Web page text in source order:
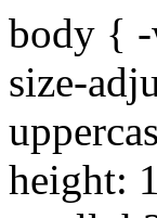
body { -
size-
height: